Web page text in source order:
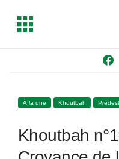
T
g
e
À la une Khoutbah
Khoutbah